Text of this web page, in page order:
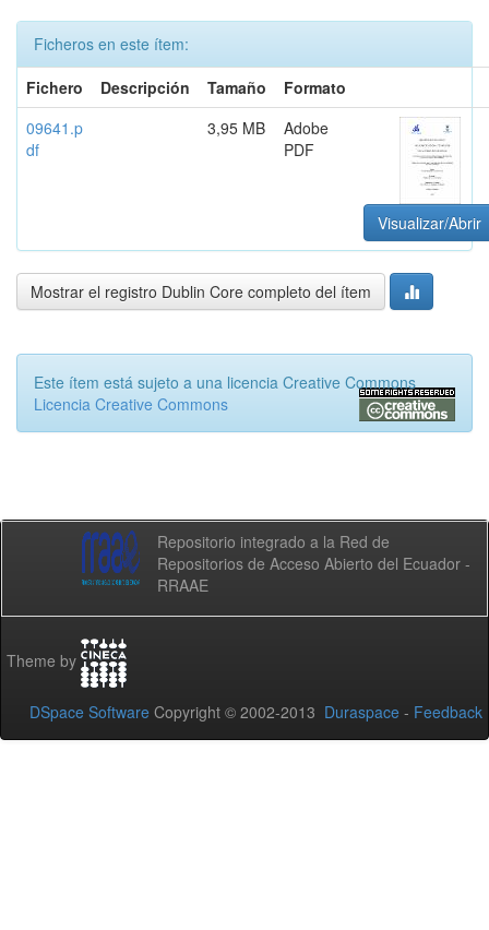
Ficheros en este ítem:
Fichero
Descripción Tamaño
Formato
09641.p
df
3,95 MB
Adobe
PDF
Visualizar/Abrir
Mostrar el registro Dublin Core completo del ítem
Este ítem está sujeto a una licencia Creative Commons
Licencia Creative Commons
Repositorio integrado a la Red de
Repositorios de Acceso Abierto del Ecuador -
RRAAE
Theme by
DSpace Software Copyright © 2002-2013 Duraspace - Feedback